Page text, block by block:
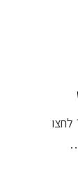
לחצו